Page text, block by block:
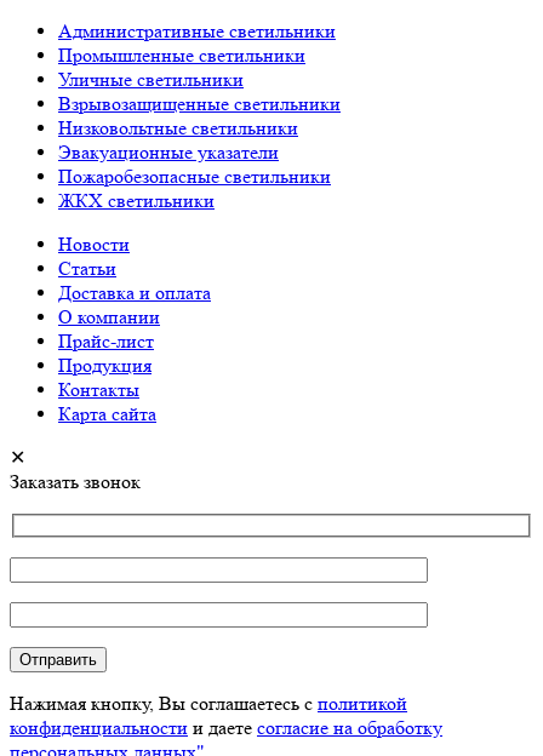
Административные светильники
Промышленные светильники
Уличные светильники
Взрывозащищенные светильники
Низковольтные светильники
Эвакуационные указатели
Пожаробезопасные светильники
ЖКХ светильники
Новости
Статьи
Доставка и оплата
О компании
Прайс-лист
Продукция
Контакты
Карта сайта
✕
Заказать звонок
Нажимая кнопку, Вы соглашаетесь с политикой
конфиденциальности и даете согласие на обработку
персональных данных"